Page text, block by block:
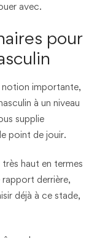
avec.
pour
notion importante,
à un niveau
supplie
point de jouir.
haut en termes
rapport derrière,
déjà à ce stade,